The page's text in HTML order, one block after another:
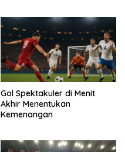
Gol Spektakuler di Menit
Akhir Menentukan
Kemenangan